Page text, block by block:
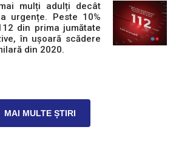
mulți adulți decât
urgențe. Peste 10%
din prima jumătate
în ușoară scădere
din 2020.
MAI MULTE ȘTIRI